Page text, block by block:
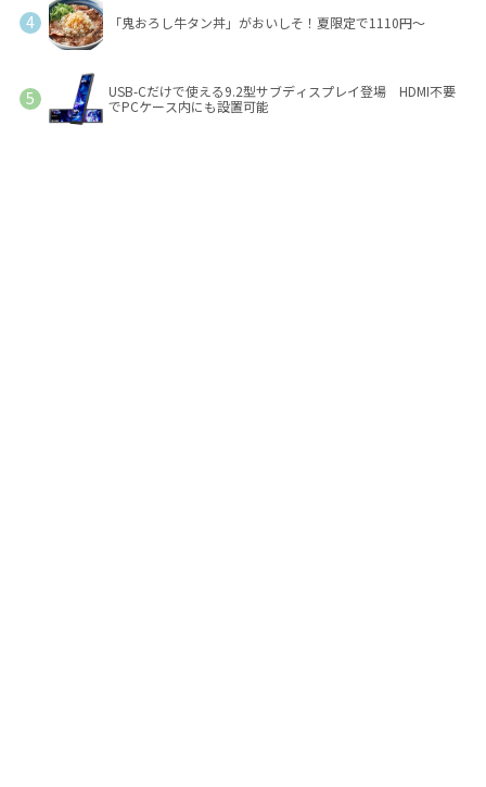
「鬼おろし牛タン丼」がおいしそ！夏限定で1110円～
USB-Cだけで使える9.2型サブディスプレイ登場 HDMI不要
でPCケース内にも設置可能